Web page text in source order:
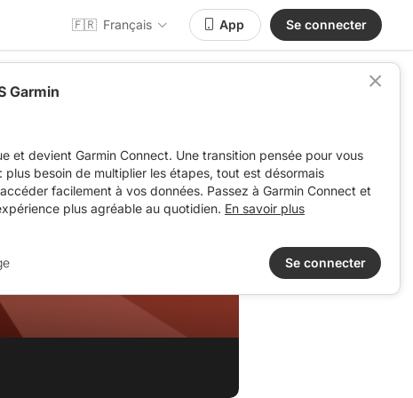
🇫🇷 Français App Se connecter
Garmin
et devient Garmin Connect. Une transition pensée pour vous
plus besoin de multiplier les étapes, tout est désormais
facilement à vos données. Passez à Garmin Connect et
plus agréable au quotidien. En savoir plus
Se connecter